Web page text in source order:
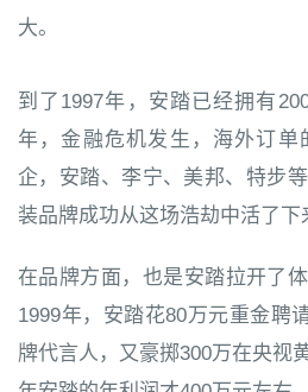
大。
到了1997年，安踏已经拥有
年，金融危机发生，海外订单
企，安踏、李宁、美邦、特步
装品牌成功从这场浩劫中活了下
在品牌方面，也是安踏拉开了
1999年，安踏花80万元重金聘
牌代言人，又豪掷300万在央视